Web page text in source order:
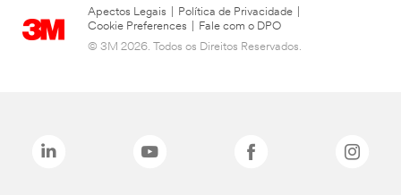
Apectos Legais Política de Privacidade
Cookie Preferences
Fale com o DPO
© 3M 2026. Todos os Direitos Reservados.